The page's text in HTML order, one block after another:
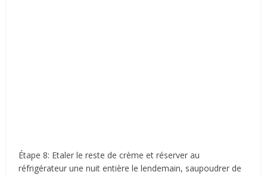
Étape 8: Etaler le reste de crème et réserver au
réfrigérateur une nuit entière le lendemain, saupoudrer de